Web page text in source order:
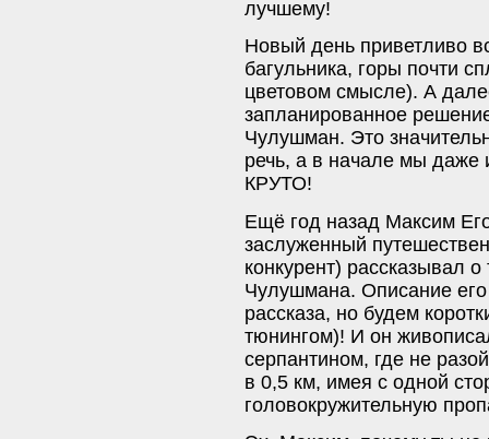
лучшему!
Новый день приветливо
багульника, горы почти
цветовом смысле). А
запланированное
Чулушман. Это
речь, а в начале мы даже
КРУТО!
Ещё год назад Максим
заслуженный
конкурент) рассказывал
Чулушмана. Описание
рассказа, но будем
тюнингом)! И он
серпантином, где не
в 0,5 км, имея с одной
головокружительную